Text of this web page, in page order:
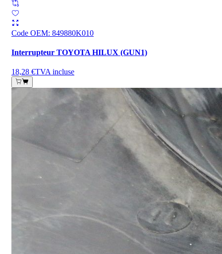
Code OEM: 849880K010
Interrupteur TOYOTA HILUX (GUN1)
18,28 €TVA incluse